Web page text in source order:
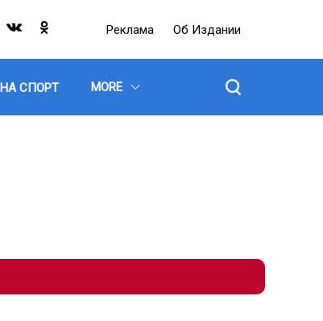
Реклама Об Издании
СПОРТ MORE